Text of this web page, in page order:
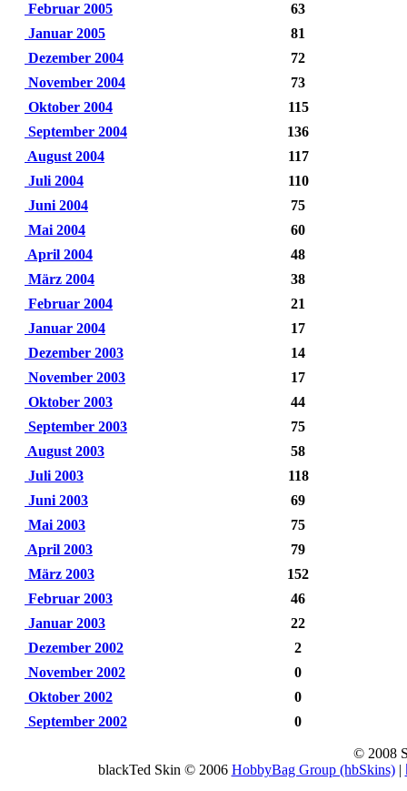
Februar 2005
63
Januar 2005
81
Dezember 2004
72
November 2004
73
Oktober 2004
115
September 2004
136
August 2004
117
Juli 2004
110
Juni 2004
75
Mai 2004
60
April 2004
48
März 2004
38
Februar 2004
21
Januar 2004
17
Dezember 2003
14
November 2003
17
Oktober 2003
44
September 2003
75
August 2003
58
Juli 2003
118
Juni 2003
69
Mai 2003
75
April 2003
79
März 2003
152
Februar 2003
46
Januar 2003
22
Dezember 2002
2
November 2002
0
Oktober 2002
0
September 2002
0
© 2008
blackTed Skin © 2006 HobbyBag Group (hbSkins)|